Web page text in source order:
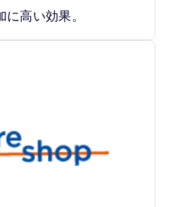
高い効果。